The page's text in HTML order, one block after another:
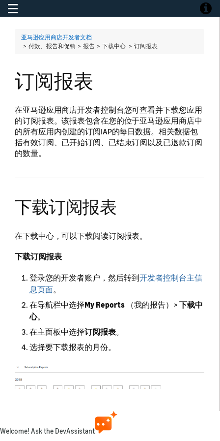
Toggle navigation
亚马逊应用商店开发者文档
> 付款、报告和促销 > 报告 > 下载中心 > 订阅报表
订阅报表
在亚马逊应用商店开发者控制台您可查看并下载您应用
的订阅报表。该报表包含在您的位于亚马逊应用商店中
的所有应用内创建的订阅IAP的每日数据。相关数据包
括有效订阅、已开始订阅、已结束订阅以及已退款订阅
的数量。
下载订阅报表
在下载中心，可以下载阅读订阅报表。
下载订阅报表
登录您的开发者账户，然后转到开发者控制台主信
息页面。
在导航栏中选择My Reports （我的报告）> 下载中
心。
在主面板中选择订阅报表。
选择要下载报表的月份。
此CSV文件每24小时更新一次，但数据可能会滞后48小
Welcome! Ask the DevAssistant